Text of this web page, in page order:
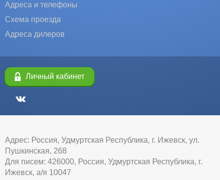
Адреса и телефоны
Схема проезда
Адреса дилеров
Личный кабинет
Адрес: Россия, Удмуртская Республика, г. Ижевск, ул.
Пушкинская, 268
Для писем: 426000, Россия, Удмуртская Республика, г.
Ижевск, а/я 10047